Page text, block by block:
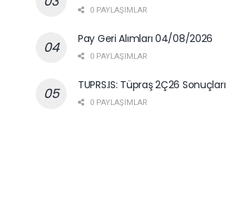
0 PAYLAŞIMLAR
Pay Geri Alımları 04/08/2026
0 PAYLAŞIMLAR
TUPRS.IS: Tüpraş 2Ç26 Sonuçları
0 PAYLAŞIMLAR